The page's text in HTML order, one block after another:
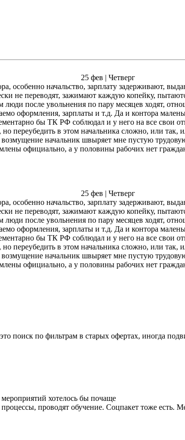
25 фев | Четверг
особенно начальство, зарплату задерживают,
не переводят, зажимают каждую копейку,
после увольнения по пару месяцев ходят,
оформления, зарплаты и т.д. Да и контора
бы ТК РФ соблюдал и у него на все свои
переубедить в этом начальника сложно, или так,
начальник швыряет мне пустую
официально, а у половины рабочих нет
25 фев | Четверг
особенно начальство, зарплату задерживают,
не переводят, зажимают каждую копейку,
после увольнения по пару месяцев ходят,
оформления, зарплаты и т.д. Да и контора
бы ТК РФ соблюдал и у него на все свои
переубедить в этом начальника сложно, или так,
начальник швыряет мне пустую
официально, а у половины рабочих нет
поиск по фильтрам в старых офертах, иногда
хотелось бы почаще
проводят обучение. Соцпакет тоже есть.